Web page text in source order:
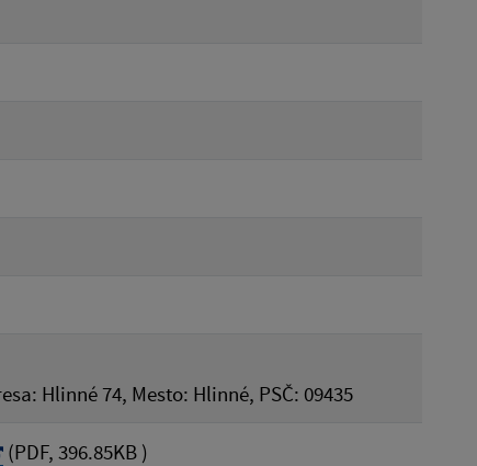
Hlinné 74, Mesto: Hlinné, PSČ: 09435
(PDF, 396.85KB )